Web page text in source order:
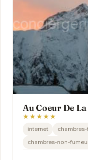
Au Coeur De
★★★★★
internet
chambres-non-